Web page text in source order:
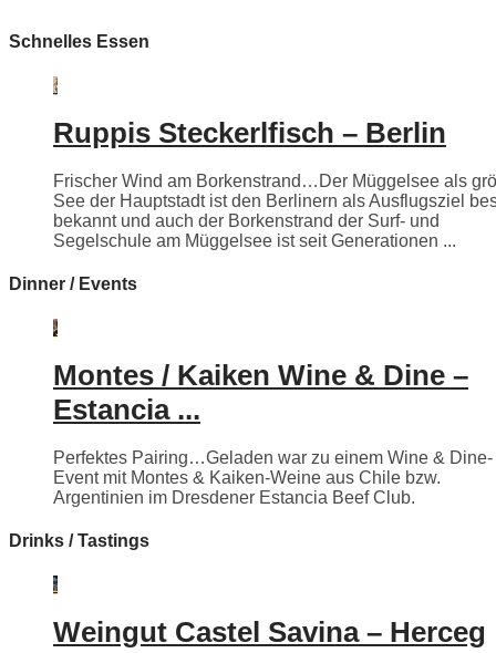
Schnelles Essen
Ruppis Steckerlfisch – Berlin
Frischer Wind am Borkenstrand…Der Müggelsee als
See der Hauptstadt ist den Berlinern als Ausflugsziel
bekannt und auch der Borkenstrand der Surf- und
Segelschule am Müggelsee ist seit Generationen ...
Dinner / Events
Montes / Kaiken Wine & Dine –
Estancia ...
Perfektes Pairing…Geladen war zu einem Wine & Dine-
Event mit Montes & Kaiken-Weine aus Chile bzw.
Argentinien im Dresdener Estancia Beef Club.
Drinks / Tastings
Weingut Castel Savina – Herceg